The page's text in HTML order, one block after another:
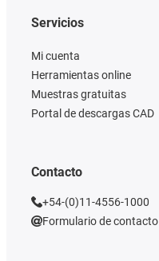
Servicios
Mi cuenta
Herramientas online
Muestras gratuitas
Portal de descargas CAD
Contacto
+54-(0)11-4556-1000
Formulario de contacto